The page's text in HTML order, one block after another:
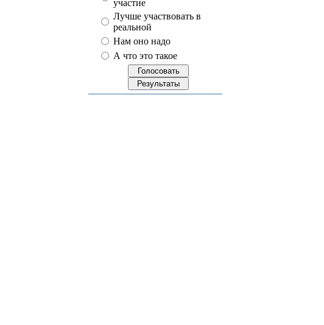
участие
Лучше участвовать в
реальной
Нам оно надо
А что это такое